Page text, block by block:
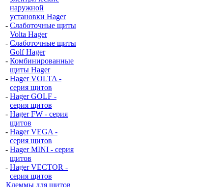
наружной
установки Hager
- Слаботочные щиты
Volta Hager
- Слаботочные щиты
Golf Hager
- Комбинированные
щиты Hager
- Hager VOLTA -
серия щитов
- Hager GOLF -
серия щитов
- Hager FW - серия
щитов
- Hager VEGA -
серия щитов
- Hager MINI - серия
щитов
- Hager VECTOR -
серия щитов
Клеммы для щитов